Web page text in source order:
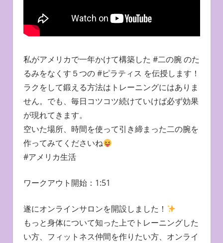
私がアメリカで一年かけて構築した #二の腕 のた
るみをなくす５つの #ピラティス を伝授します！
ラクをして鍛える方法はトレーニングにはありま
せん。でも、毎日コツコツ続けていけば必ず効果
が現れてきます。
空いた場所、時間を使って引き締まった二の腕を
作ってみてくださいね
#アメリカ生活
ワークアウト開始：1:51
遂にオンラインサロンを開設しました！
もっと身体について知った上でトレーニングした
い方、フィットネス仲間を作りたい方、オンライ